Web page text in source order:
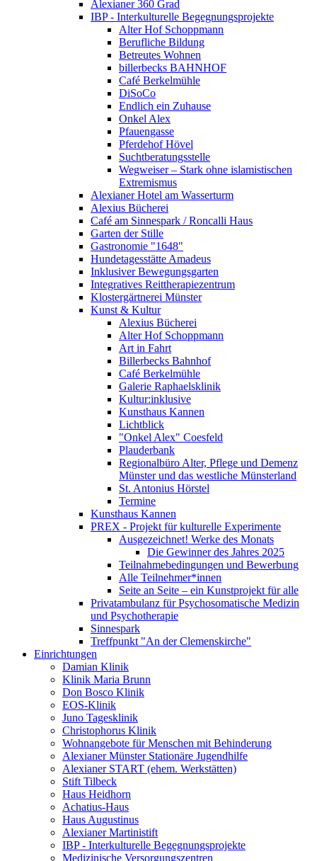
Alexianer 360 Grad
IBP - Interkulturelle Begegnungsprojekte
Alter Hof Schoppmann
Berufliche Bildung
Betreutes Wohnen
billerbecks BAHNHOF
Café Berkelmühle
DiSoCo
Endlich ein Zuhause
Onkel Alex
Pfauengasse
Pferdehof Hövel
Suchtberatungsstelle
Wegweiser – Stark ohne islamistischen
Extremismus
Alexianer Hotel am Wasserturm
Alexius Bücherei
Café am Sinnespark / Roncalli Haus
Garten der Stille
Gastronomie "1648"
Hundetagesstätte Amadeus
Inklusiver Bewegungsgarten
Integratives Reittherapiezentrum
Klostergärtnerei Münster
Kunst & Kultur
Alexius Bücherei
Alter Hof Schoppmann
Art in Fahrt
Billerbecks Bahnhof
Café Berkelmühle
Galerie Raphaelsklinik
Kultur:inklusive
Kunsthaus Kannen
Lichtblick
"Onkel Alex" Coesfeld
Plauderbank
Regionalbüro Alter, Pflege und Demenz
Münster und das westliche Münsterland
St. Antonius Hörstel
Termine
Kunsthaus Kannen
PREX - Projekt für kulturelle Experimente
Ausgezeichnet! Werke des Monats
Die Gewinner des Jahres 2025
Teilnahmebedingungen und Bewerbung
Alle Teilnehmer*innen
Seite an Seite – ein Kunstprojekt für alle
Privatambulanz für Psychosomatische Medizin
und Psychotherapie
Sinnespark
Treffpunkt "An der Clemenskirche"
Einrichtungen
Damian Klinik
Klinik Maria Brunn
Don Bosco Klinik
EOS-Klinik
Juno Tagesklinik
Christophorus Klinik
Wohnangebote für Menschen mit Behinderung
Alexianer Münster Stationäre Jugendhilfe
Alexianer START (ehem. Werkstätten)
Stift Tilbeck
Haus Heidhorn
Achatius-Haus
Haus Augustinus
Alexianer Martinistift
IBP - Interkulturelle Begegnungsprojekte
Medizinische Versorgungszentren